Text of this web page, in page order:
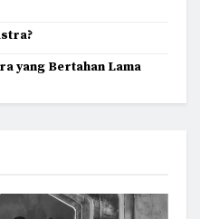
yang Bertahan Lama